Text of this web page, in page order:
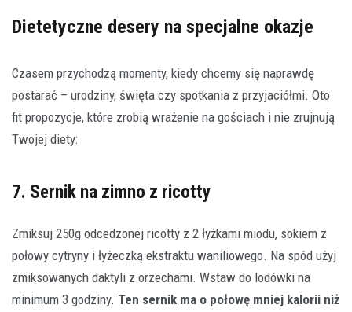
Dietetyczne desery na specjalne okazje
Czasem przychodzą momenty, kiedy chcemy się naprawdę
postarać – urodziny, święta czy spotkania z przyjaciółmi. Oto
fit propozycje, które zrobią wrażenie na gościach i nie zrujnują
Twojej diety:
7. Sernik na zimno z ricotty
Zmiksuj 250g odcedzonej ricotty z 2 łyżkami miodu, sokiem z
połowy cytryny i łyżeczką ekstraktu waniliowego. Na spód użyj
zmiksowanych daktyli z orzechami. Wstaw do lodówki na
minimum 3 godziny. Ten sernik ma o połowę mniej kalorii niż